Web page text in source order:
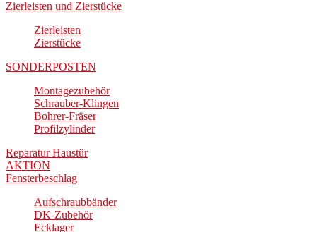
Zierleisten und Zierstücke
Zierleisten
Zierstücke
SONDERPOSTEN
Montagezubehör
Schrauber-Klingen
Bohrer-Fräser
Profilzylinder
Reparatur Haustür
AKTION
Fensterbeschlag
Aufschraubbänder
DK-Zubehör
Ecklager